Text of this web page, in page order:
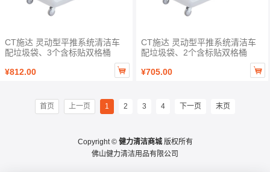
CT施达 灵动型平推系统清洁车
配垃圾袋、3个含标贴双格桶
¥812.00

CT施达 灵动型平推系统清洁车
配垃圾袋、2个含标贴双格桶
¥705.00

首页 上一页 1 2 3 4 下一页 末页
Copyright © 健力清洁商城版权所有
佛山健力清洁用品有限公司